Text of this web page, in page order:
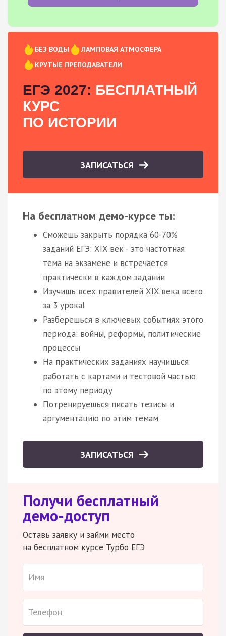
БЕЗ ВОДЫ
ЛАМПОВАЯ АТМОСФЕРА
КРУТЫЕ ПРЕПОДАВАТЕЛИ
ЕГЭ 2027: БЕСПЛАТНЫЙ
КУРС
ПО ИСТОРИИ
ЗАПИСАТЬСЯ
На бесплатном демо-курсе ты:
Сможешь закрыть порядка 60-70%
заданий ЕГЭ: XIX век - это частотная
тема на экзамене и встречается
практически в каждом задании
Изучишь всех правителей XIX века всего
за 3 урока!
Разберешься в ключевых событиях этого
периода: войны, реформы, политические
процессы
На практических заданиях научишься
работать с картами и тестовой частью
по этому периоду
Потренируешься писать тезисы и
аргументацию по этим темам
ЗАПИСАТЬСЯ
Получи бесплатный
демо-доступ
Оставь заявку и займи место
на бесплатном курсе Турбо ЕГЭ